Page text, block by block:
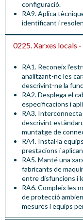
configuració.
RA9. Aplica
identificant i
0225. Xarxes locals
RA1. Reconeix
analitzant-ne les
descrivint-ne la
RA2. Desplega el
especificacions i
RA3. Interconnecta
descrivint
muntatge de
RA4. Instal·la
prestacions i
RA5. Manté una
fabricants de
entre disfuncions i
RA6. Compleix les
de protecció
mesures i equips